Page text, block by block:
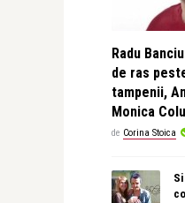
Radu
de ras
tampenii,
Monica
de Corina Stoica